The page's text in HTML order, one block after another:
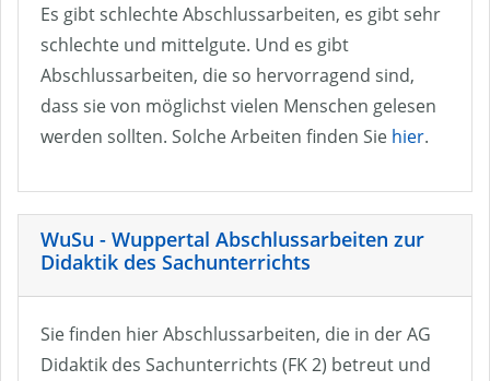
Es gibt schlechte Abschlussarbeiten, es gibt sehr
schlechte und mittelgute. Und es gibt
Abschlussarbeiten, die so hervorragend sind,
dass sie von möglichst vielen Menschen gelesen
werden sollten. Solche Arbeiten finden Sie hier.
WuSu - Wuppertal Abschlussarbeiten zur
Didaktik des Sachunterrichts
Sie finden hier Abschlussarbeiten, die in der AG
Didaktik des Sachunterrichts (FK 2) betreut und